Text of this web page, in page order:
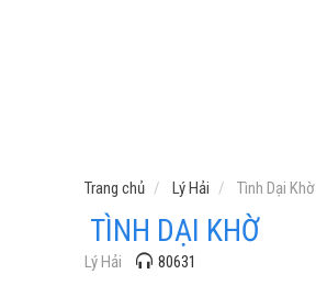
Trang chủ Lý Hải Tình Dại Khờ
TÌNH DẠI KHỜ
Lý Hải 80631